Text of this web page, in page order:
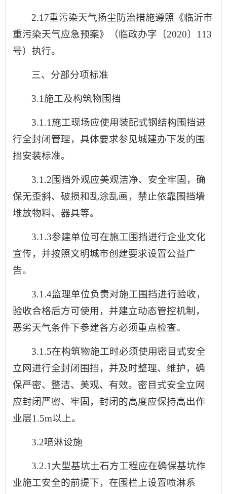
2.17重污染天气扬尘防治措施遵照《临沂市
重污染天气应急预案》（临政办字〔2020〕113
号）执行。
三、分部分项标准
3.1施工及构筑物围挡
3.1.1施工现场应使用装配式钢结构围挡进
行全封闭管理，具体要求参见城建办下发的围
挡安装标准。
3.1.2围挡外观应美观洁净、安全牢固，确
保无歪斜、破损和乱涂乱画，禁止依靠围挡墙
堆放物料、器具等。
3.1.3参建单位可在施工围挡进行企业文化
宣传，并按照文明城市创建要求设置公益广
告。
3.1.4监理单位负责对施工围挡进行验收，
验收合格后方可使用，并建立动态管控机制，
恶劣天气条件下参建各方必须重点检查。
3.1.5在构筑物施工时必须使用密目式安全
立网进行全封闭围挡，并及时整理、维护，确
保严密、整洁、美观、有效。密目式安全立网
应封闭严密、牢固，封闭的高度应保持高出作
业层1.5m以上。
3.2喷淋设施
3.2.1大型基坑土石方工程应在确保基坑作
业施工安全的前提下，在围栏上设置喷淋系